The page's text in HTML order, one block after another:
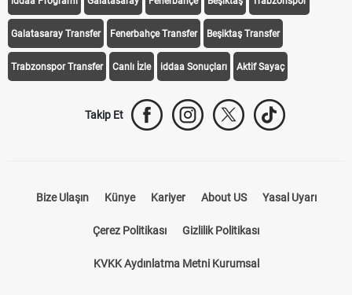
Galatasaray Transfer Fenerbahçe Transfer Beşiktaş Transfer
Trabzonspor Transfer Canlı İzle iddaa Sonuçları Aktif Sayaç
Takip Et
Bize Ulaşın Künye Kariyer About US Yasal Uyarı
Çerez Politikası Gizlilik Politikası
KVKK Aydınlatma Metni Kurumsal